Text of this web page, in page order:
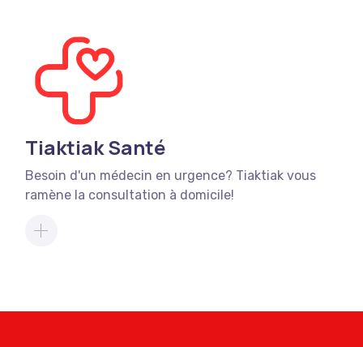
Tiaktiak Santé
Besoin d'un médecin en urgence? Tiaktiak vous
ramène la consultation à domicile!